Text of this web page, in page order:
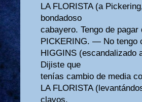
LA FLORISTA (a
bondadoso
cabayero. Tengo de pagar
PICKERING. — No tengo
HIGGINS (escandalizado
Dijiste que
tenías cambio de media
LA FLORISTA
clavos,